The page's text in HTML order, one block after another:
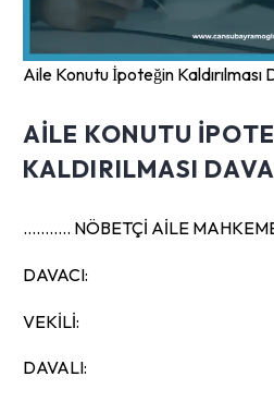
Aile Konutu İpoteğin Kaldırılması
AILE KONUTU
KALDIRILMASI
……….. NÖBETÇİ AİLE
DAVACI:
VEKİLİ:
DAVALI: